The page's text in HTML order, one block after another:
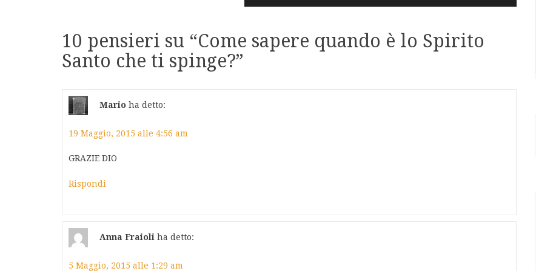
10 pensieri su “Come sapere quando è lo Spirito
Santo che ti spinge?”
Mario ha detto:
19 Maggio, 2015 alle 4:56 am
GRAZIE DIO
Rispondi
Anna Fraioli ha detto:
5 Maggio, 2015 alle 1:29 am